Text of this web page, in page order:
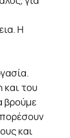
Η
και του
βρούμε
και